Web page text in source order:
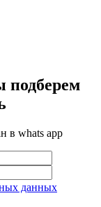
подберем
в whats app
данных